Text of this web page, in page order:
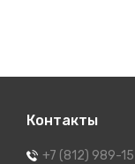
Контакты
+7 (812) 989-